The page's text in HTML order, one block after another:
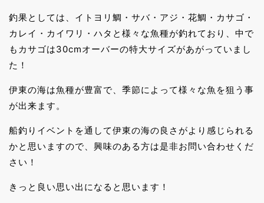
釣果としては、イトヨリ鯛・サバ・アジ・花鯛・カサゴ・
カレイ・カイワリ・ハタと様々な魚種が釣れており、中で
もカサゴは30cmオーバーの特大サイズがあがっていまし
た！
伊東の海は魚種が豊富で、季節によって様々な魚を狙う事
が出来ます。
船釣りイベントを通して伊東の海の良さがより感じられる
かと思いますので、興味のある方は是非お問い合わせくだ
さい！
きっと良い思い出になると思います！